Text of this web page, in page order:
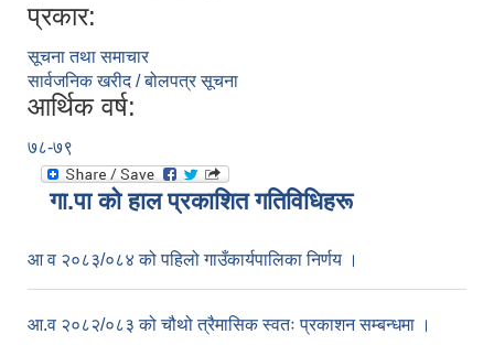
प्रकार:
सूचना तथा समाचार
सार्वजनिक खरीद / बोलपत्र सूचना
आर्थिक वर्ष:
७८-७९
गा.पा काे हाल प्रकाशित गतिविधिहरू
आ व २०८३/०८४ को पहिलो गाउँकार्यपालिका निर्णय ।
आ.व २०८२/०८३ को चौथो त्रैमासिक स्वतः प्रकाशन सम्बन्धमा ।